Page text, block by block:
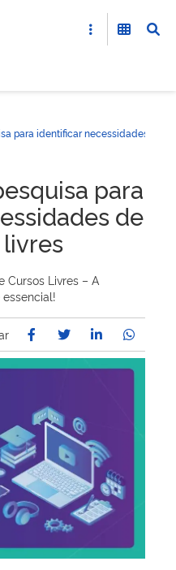
para identificar necessidades de
para
de
Livres – A